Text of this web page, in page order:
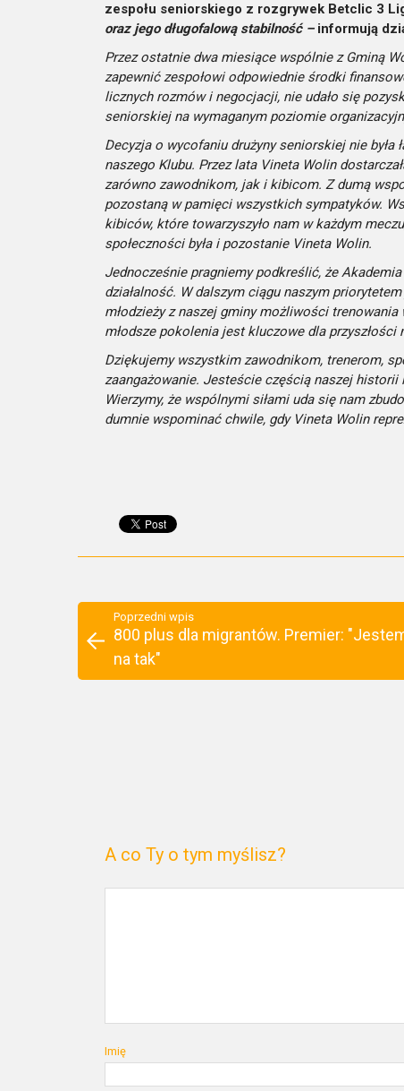
zespołu seniorskiego z rozgrywek Betclic 3
oraz jego długofalową stabilność –informują
Przez ostatnie dwa miesiące wspólnie z Gminą
zapewnić zespołowi odpowiednie środki
licznych rozmów i negocjacji, nie udało się
seniorskiej na wymaganym poziomie
Decyzja o wycofaniu drużyny seniorskiej nie
naszego Klubu. Przez lata Vineta Wolin
zarówno zawodnikom, jak i kibicom. Z dumą
pozostaną w pamięci wszystkich sympatyków.
kibiców, które towarzyszyło nam w każdym
społeczności była i pozostanie Vineta Wolin.
Jednocześnie pragniemy podkreślić, że
działalność. W dalszym ciągu naszym
młodzieży z naszej gminy możliwości
młodsze pokolenia jest kluczowe dla przyszłości
Dziękujemy wszystkim zawodnikom, trenerom,
zaangażowanie. Jesteście częścią naszej historii
Wierzymy, że wspólnymi siłami uda się nam
dumnie wspominać chwile, gdy Vineta Wolin
Poprzedni wpis
800 plus dla migrantów. Premier:
na tak"
A co Ty o tym myślisz?
Imię